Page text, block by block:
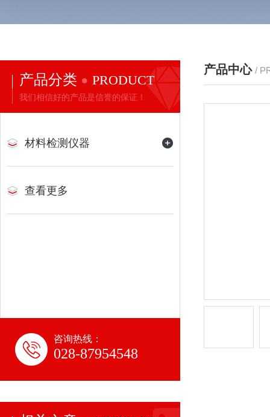
产品分类 PRODUCT
我们相信好的产品是信誉的保证！
材料检测仪器
查看更多
咨询热线：
028-87954548
产品中心 /